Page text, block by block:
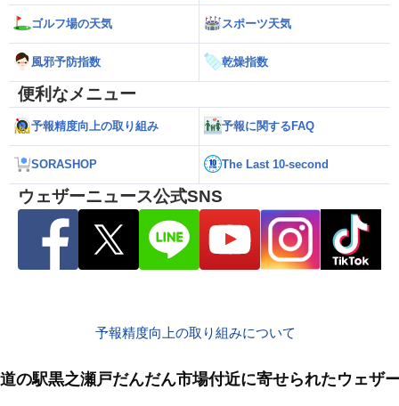
ゴルフ場の天気 スポーツ天気
風邪予防指数 乾燥指数
便利なメニュー
予報精度向上の取り組み 予報に関するFAQ
SORASHOP The Last 10-second
ウェザーニュース公式SNS
予報精度向上の取り組みについて
道の駅黒之瀬戸だんだん市場付近に寄せられたウェザ